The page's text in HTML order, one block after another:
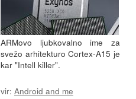
ARMovo ljubkovalno ime za
svežo arhitekturo Cortex-A15 je
kar "Intell killer".
vir: Android and me